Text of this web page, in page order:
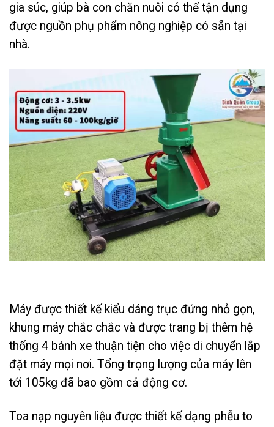
gia súc, giúp bà con chăn nuôi có thể tận dụng
được nguồn phụ phẩm nông nghiệp có sẵn tại
nhà.
Máy được thiết kế kiểu dáng trục đứng nhỏ gọn,
khung máy chắc chắc và được trang bị thêm hệ
thống 4 bánh xe thuận tiện cho việc di chuyển lắp
đặt máy mọi nơi. Tổng trọng lượng của máy lên
tới 105kg đã bao gồm cả động cơ.
Toa nạp nguyên liệu được thiết kế dạng phễu to